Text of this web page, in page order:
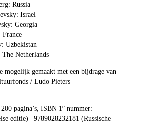
Russia
Israel
Georgia
France
Uzbekistan
Netherlands
mogelijk gemaakt met een bijdrage van
/ Ludo Pieters
pagina’s, ISBN 1e nummer:
editie) | 9789028232181 (Russische